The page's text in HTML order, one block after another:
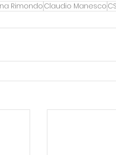
RimondoClaudio Manesco